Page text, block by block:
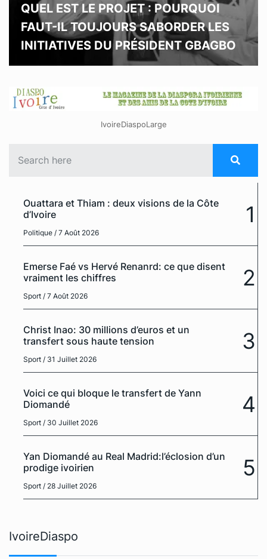
QUEL EST LE PROJET : POURQUOI
FAUT-IL TOUJOURS SABORDER LES
INITIATIVES DU PRÉSIDENT GBAGBO
IvoireDiaspoLarge
Ouattara et Thiam : deux visions de la Côte
d’Ivoire
Politique / 7 Août 2026
1
Emerse Faé vs Hervé Renanrd: ce que disent
vraiment les chiffres
Sport / 7 Août 2026
2
Christ Inao: 30 millions d’euros et un
transfert sous haute tension
Sport / 31 Juillet 2026
3
Voici ce qui bloque le transfert de Yann
Diomandé
Sport / 30 Juillet 2026
4
Yan Diomandé au Real Madrid:l’éclosion d’un
prodige ivoirien
Sport / 28 Juillet 2026
5
IvoireDiaspo